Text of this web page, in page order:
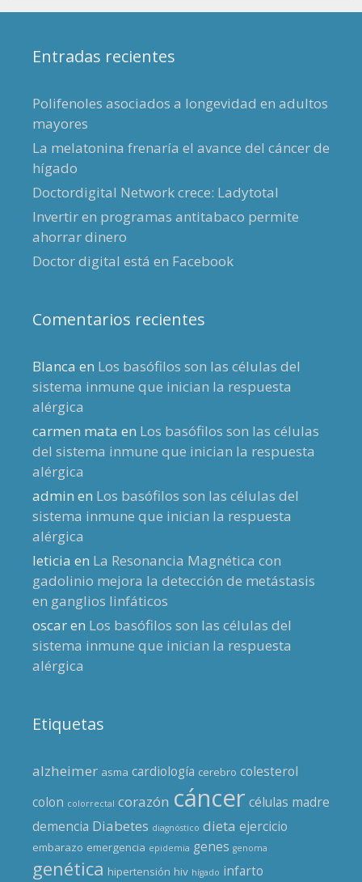
Entradas recientes
Polifenoles asociados a longevidad en adultos
mayores
La melatonina frenaría el avance del cáncer de
hígado
Doctordigital Network crece: Ladytotal
Invertir en programas antitabaco permite
ahorrar dinero
Doctor digital está en Facebook
Comentarios recientes
Blanca en Los basófilos son las células del
sistema inmune que inician la respuesta
alérgica
carmen mata en Los basófilos son las células
del sistema inmune que inician la respuesta
alérgica
admin en Los basófilos son las células del
sistema inmune que inician la respuesta
alérgica
leticia en La Resonancia Magnética con
gadolinio mejora la detección de metástasis
en ganglios linfáticos
oscaren Los basófilos son las células del
sistema inmune que inician la respuesta
alérgica
Etiquetas
alzheimer asma cardiología cerebro colesterol
colon colorrectal corazón cáncer células madre
demencia Diabetes diagnóstico dieta ejercicio
embarazo emergencia epidemia genes genoma
genética hipertensión hiv hígado infarto